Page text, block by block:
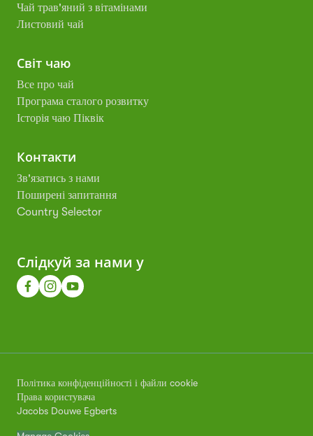
Чай трав'яний з вітамінами
Листовий чай
Світ чаю
Все про чай
Програма сталого розвитку
Історія чаю Піквік
Контакти
Зв'язатись з нами
Поширені запитання
Country Selector
Слідкуй за нами у
Політика конфіденційності і файли cookie
Права користувача
Jacobs Douwe Egberts